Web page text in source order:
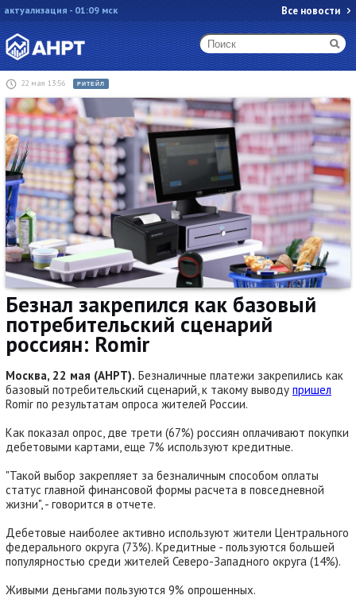
актуализация - 01:09 мск Все новости
22 мая 13:56 РИТЕЙЛ
Безнал закрепился как базовый
потребительский сценарий
россиян: Romir
Москва, 22 мая (АНРТ). Безналичные платежи закрепились как
базовый потребительский сценарий, к такому выводу пришел
Romir по результатам опроса жителей России.
Как показал опрос, две трети (67%) россиян оплачивают покупки
дебетовыми картами, еще 7% используют кредитные.
"Такой выбор закрепляет за безналичным способом оплаты
статус главной финансовой формы расчета в повседневной
жизни", - говорится в отчете.
Дебетовые наиболее активно используют жители Центрального
федерального округа (73%). Кредитные - пользуются большей
популярностью среди жителей Северо-Западного округа (14%).
Живыми деньгами пользуются 9% опрошенных.